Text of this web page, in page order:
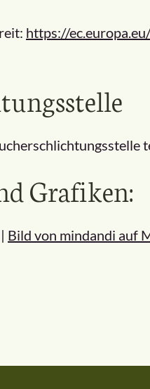
https://
Grafiken:
| Bild von mindandi auf